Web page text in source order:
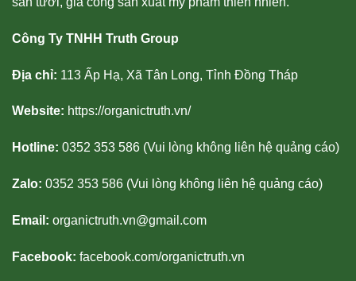
Công Ty TNHH Truth Group
Địa chỉ: 113 Ấp Hạ, Xã Tân Long, Tỉnh Đồng Tháp
Website: https://organictruth.vn/
Hotline: 0352 353 586 (Vui lòng không liên hệ quảng cáo)
Zalo: 0352 353 586 (Vui lòng không liên hệ quảng cáo)
Email: organictruth.vn@gmail.com
Facebook: facebook.com/organictruth.vn